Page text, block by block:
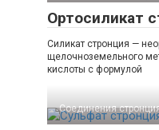
Ортосиликат
Силикат стронция —
щелочноземельного
кислоты с формулой
Соединения